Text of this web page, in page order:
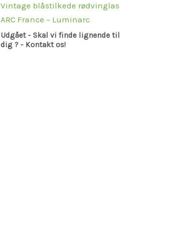
Vintage blåstilkede rødvinglas
ARC France – Luminarc
Udgået - Skal vi finde lignende til
dig ? - Kontakt os!